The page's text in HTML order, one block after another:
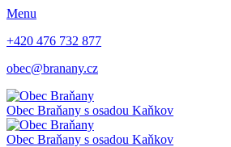
Menu
+420 476 732 877
obec@branany.cz
Obec Braňany s osadou Kaňkov
Obec Braňany s osadou Kaňkov